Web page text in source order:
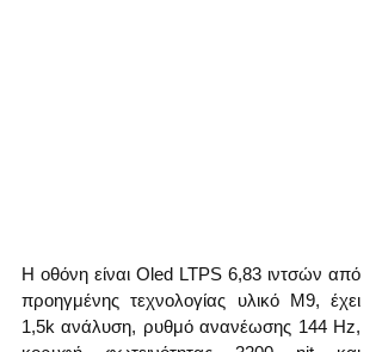
Η οθόνη είναι Oled LTPS 6,83 ιντσών από
προηγμένης τεχνολογίας υλικό M9, έχει
1,5k ανάλυση, ρυθμό ανανέωσης 144 Hz,